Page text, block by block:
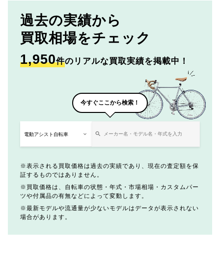
過去の実績から
買取相場をチェック
1,950件のリアルな買取実績を掲載中！
今すぐここから検索！
表示される買取価格は過去の実績であり、現在の査定額を保
証するものではありません。
買取価格は、自転車の状態・年式・市場相場・カスタムパー
ツや付属品の有無などによって変動します。
最新モデルや流通量が少ないモデルはデータが表示されない
場合があります。